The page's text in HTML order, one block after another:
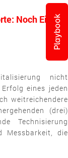
Noch Eine
nicht
eines jeden
weitreichendere
(drei)
Technisierung
Messbarkeit, die
Playbook